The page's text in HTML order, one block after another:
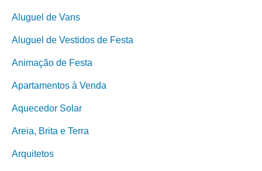
Aluguel de Vans
Aluguel de Vestidos de Festa
Animação de Festa
Apartamentos à Venda
Aquecedor Solar
Areia, Brita e Terra
Arquitetos